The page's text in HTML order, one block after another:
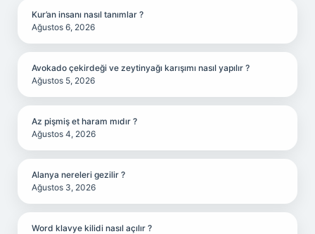
Kur’an insanı nasıl tanımlar ?
Ağustos 6, 2026
Avokado çekirdeği ve zeytinyağı karışımı nasıl yapılır ?
Ağustos 5, 2026
Az pişmiş et haram mıdır ?
Ağustos 4, 2026
Alanya nereleri gezilir ?
Ağustos 3, 2026
Word klavye kilidi nasıl açılır ?